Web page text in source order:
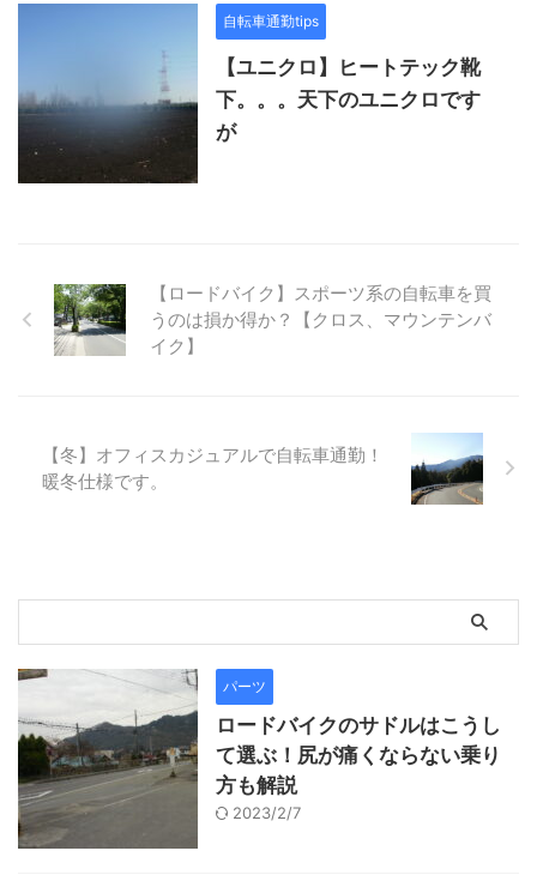
自転車通勤tips
【ユニクロ】ヒートテック靴
下。。。天下のユニクロです
が
【ロードバイク】スポーツ系の自転車を買
うのは損か得か？【クロス、マウンテンバ
イク】
【冬】オフィスカジュアルで自転車通勤！
暖冬仕様です。
パーツ
ロードバイクのサドルはこうし
て選ぶ！尻が痛くならない乗り
方も解説
2023/2/7